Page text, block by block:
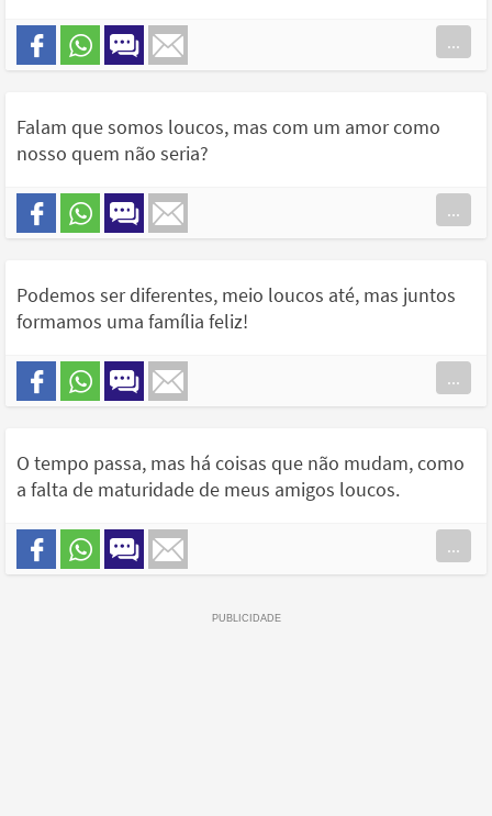
...
Falam que somos loucos, mas com um amor como
nosso quem não seria?
...
Podemos ser diferentes, meio loucos até, mas juntos
formamos uma família feliz!
...
O tempo passa, mas há coisas que não mudam, como
a falta de maturidade de meus amigos loucos.
...